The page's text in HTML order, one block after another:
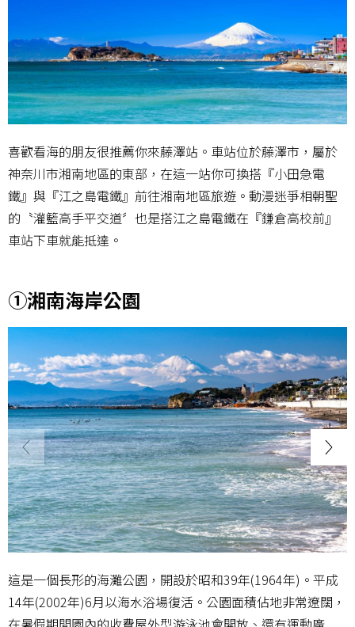
喜歡看海的朋友很推薦你來藤澤站。車站位於藤澤市，屬於
神奈川市湘南地區的東部，在這一站你可換搭『小田急電
鐵』與『江之島電鐵』前往湘南地區旅遊。動漫迷爭相朝聖
的〝灌籃高手平交道〞也是搭江之島電鐵在『鎌倉高校前』
車站下車就能抵達。
①湘南海岸公園
這是一個長形的海灘公園，開設於昭和39年(1964年)。平成
14年(2002年)6月以海水浴場復活。公園面積佔地非常遼闊，